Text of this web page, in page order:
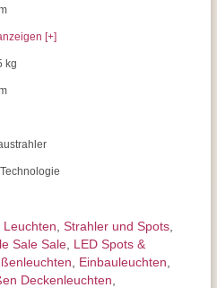
Leuchten Strahler und Spots
Sale Sale LED Spots &
Einbauleuchten
Deckenleuchten
[+]
kg